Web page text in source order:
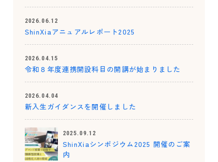
2026.06.12
ShinXiaアニュアルレポート2025
2026.04.15
令和８年度連携開設科目の開講が始まりました
2026.04.04
新入生ガイダンスを開催しました
2025.09.12
ShinXiaシンポジウム2025 開催のご案
内